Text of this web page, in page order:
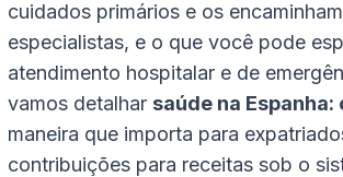
cuidados primários e os
especialistas, e o que você pode
atendimento hospitalar e de
vamos detalhar saúde na Espanha:
maneira que importa para
contribuições para receitas sob o